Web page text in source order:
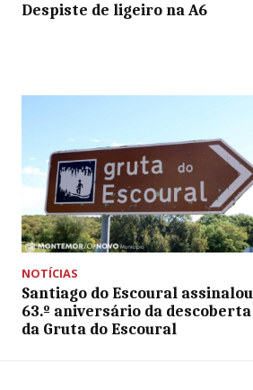
Despiste de ligeiro na A6
NOTÍCIAS
Santiago do Escoural assinalou
63.º aniversário da descoberta
da Gruta do Escoural